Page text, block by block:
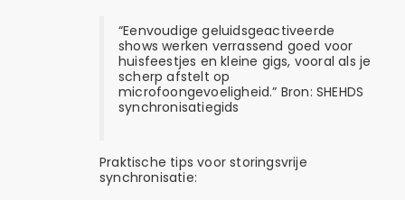
“Eenvoudige geluidsgeactiveerde
shows werken verrassend goed voor
huisfeestjes en kleine gigs, vooral als je
scherp afstelt op
microfoongevoeligheid.” Bron: SHEHDS
synchronisatiegids
Praktische tips voor storingsvrije
synchronisatie: